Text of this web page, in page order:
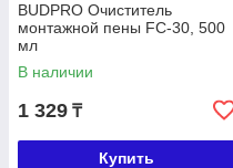
BUDPRO Очиститель
монтажной пены FC-30, 500
мл
В наличии
1 329 ₸
Купить